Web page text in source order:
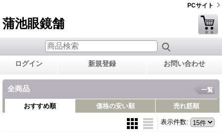
PCサイト
蒲池眼鏡舗
ログイン 新規登録 お問い合わせ
全商品 一覧
おすすめ順 価格の安い順 売れ筋順
表示件数: